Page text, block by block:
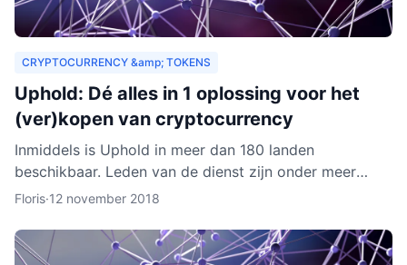
CRYPTOCURRENCY &amp; TOKENS
Uphold: Dé alles in 1 oplossing voor het
(ver)kopen van cryptocurrency
Inmiddels is Uphold in meer dan 180 landen
beschikbaar. Leden van de dienst zijn onder meer
bedrijven, ontwikkelaars, particulieren, ngo’s en non-
Floris·12 november 2018